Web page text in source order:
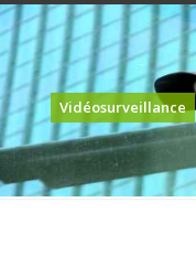
Vidéosurveillance